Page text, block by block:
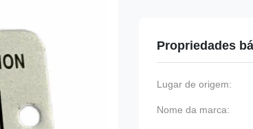
Propriedades
Lugar de origem:
Nome da marca: